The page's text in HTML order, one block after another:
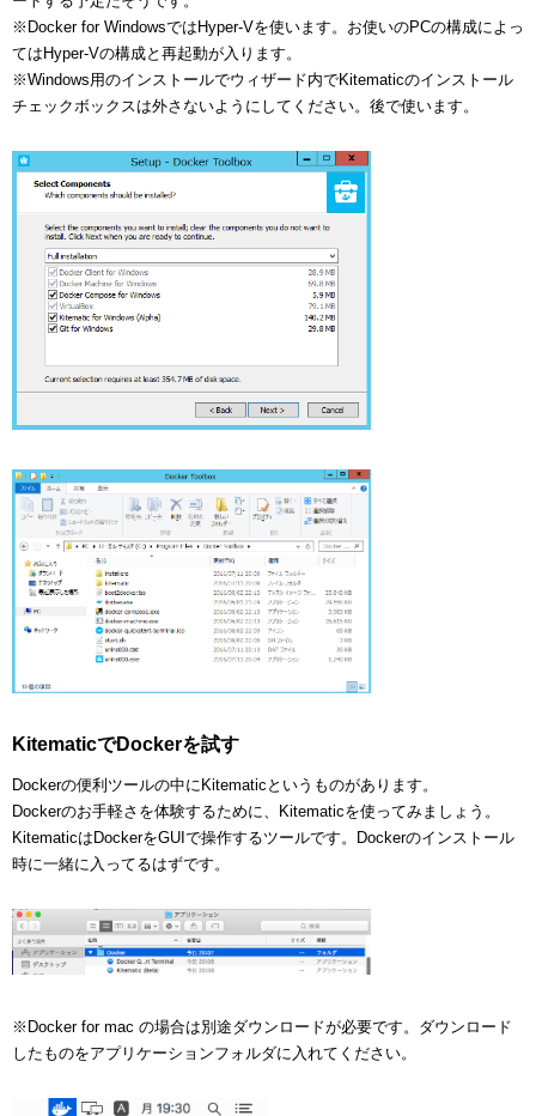
※Docker for WindowsではHyper-Vを使います。お使いのPCの構成によっ
てはHyper-Vの構成と再起動が入ります。
※Windows用のインストールでウィザード内でKitematicのインストール
チェックボックスは外さないようにしてください。後で使います。
KitematicでDockerを試す
Dockerの便利ツールの中にKitematicというものがあります。
Dockerのお手軽さを体験するために、Kitematicを使ってみましょう。
KitematicはDockerをGUIで操作するツールです。Dockerのインストール
時に一緒に入ってるはずです。
※Docker for mac の場合は別途ダウンロードが必要です。ダウンロード
したものをアプリケーションフォルダに入れてください。